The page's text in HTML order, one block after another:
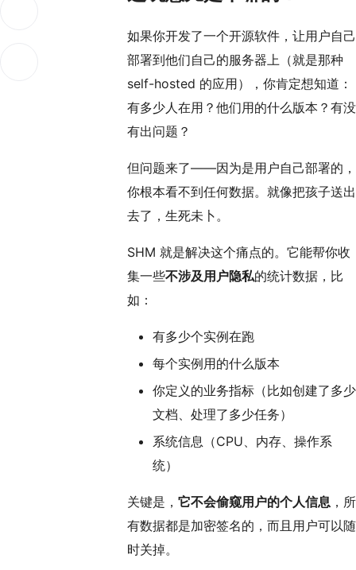
如果你开发了一个开源软件，让用户自己
部署到他们自己的服务器上（就是那种
self-hosted 的应用），你肯定想知道：
有多少人在用？他们用的什么版本？有没
有出问题？
但问题来了——因为是用户自己部署的，
你根本看不到任何数据。就像把孩子送出
去了，生死未卜。
SHM 就是解决这个痛点的。它能帮你收
集一些不涉及用户隐私的统计数据，比
如：
有多少个实例在跑
每个实例用的什么版本
你定义的业务指标（比如创建了多少
文档、处理了多少任务）
系统信息（CPU、内存、操作系
统）
关键是， 它不会偷窥用户的个人信息 ，所
有数据都是加密签名的，而且用户可以随
时关掉。